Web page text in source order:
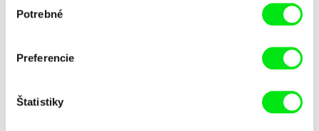
súhlasu
Potrebné
Preferencie
Štatistiky